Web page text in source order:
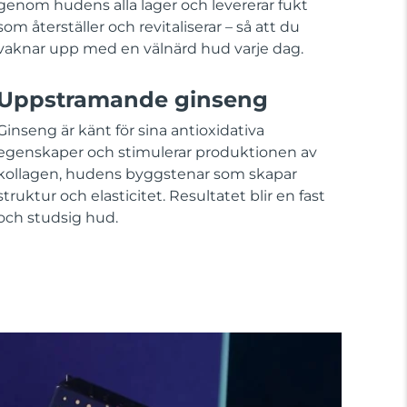
hudens alla lager och levererar fukt
återställer och revitaliserar – så att du
upp med en välnärd hud varje dag.
ginseng
är känt för sina antioxidativa
och stimulerar produktionen av
hudens byggstenar som skapar
och elasticitet. Resultatet blir en fast
studsig hud.